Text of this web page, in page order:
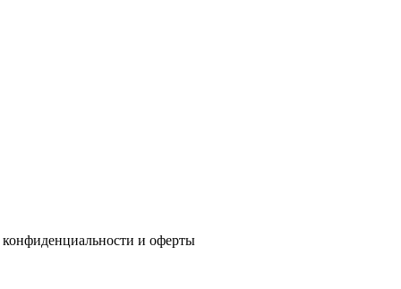
и оферты